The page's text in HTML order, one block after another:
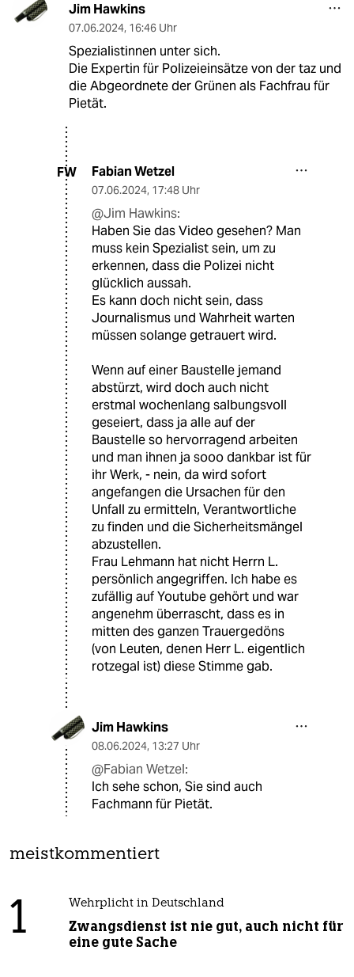
Jim Hawkins
07.06.2024, 16:46 Uhr
Spezialistinnen unter sich.
Die Expertin für Polizeieinsätze von der taz und
die Abgeordnete der Grünen als Fachfrau für
Pietät.
FW Fabian Wetzel
07.06.2024, 17:48 Uhr
@Jim Hawkins:
Haben Sie das Video gesehen? Man
muss kein Spezialist sein, um zu
erkennen, dass die Polizei nicht
glücklich aussah.
Es kann doch nicht sein, dass
Journalismus und Wahrheit warten
müssen solange getrauert wird.
Wenn auf einer Baustelle jemand
abstürzt, wird doch auch nicht
erstmal wochenlang salbungsvoll
geseiert, dass ja alle auf der
Baustelle so hervorragend arbeiten
und man ihnen ja sooo dankbar ist für
ihr Werk, - nein, da wird sofort
angefangen die Ursachen für den
Unfall zu ermitteln, Verantwortliche
zu finden und die Sicherheitsmängel
abzustellen.
Frau Lehmann hat nicht Herrn L.
persönlich angegriffen. Ich habe es
zufällig auf Youtube gehört und war
angenehm überrascht, dass es in
mitten des ganzen Trauergedöns
(von Leuten, denen Herr L. eigentlich
rotzegal ist) diese Stimme gab.
Jim Hawkins
08.06.2024, 13:27 Uhr
@Fabian Wetzel:
Ich sehe schon, Sie sind auch
Fachmann für Pietät.
meistkommentiert
1 Wehrplicht in Deutschland
Zwangsdienst ist nie gut, auch nicht für
eine gute Sache